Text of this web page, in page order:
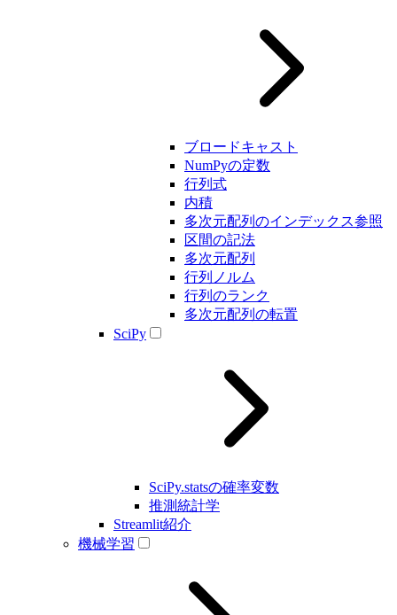
ブロードキャスト
NumPyの定数
行列式
内積
多次元配列のインデックス参照
区間の記法
多次元配列
行列ノルム
行列のランク
多次元配列の転置
SciPy
SciPy.statsの確率変数
推測統計学
Streamlit紹介
機械学習